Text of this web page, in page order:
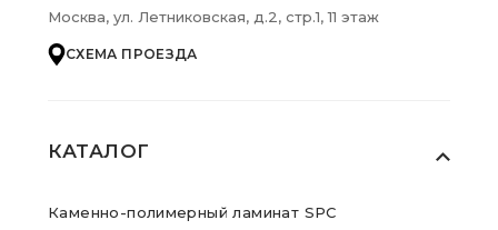
КАТАЛОГ
Каменно-полимерный ламинат SPC
Москва, ул. Летниковская, д.2, стр.1, 11 этаж
СХЕМА ПРОЕЗДА